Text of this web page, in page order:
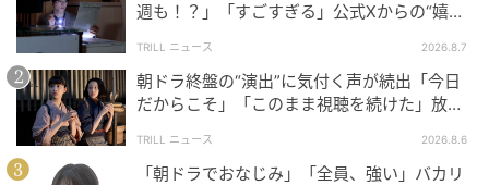
障子が倒れそうになって英人は頭をぶつける。
英人は、更紗と川沿いを散歩中、一瞬目眩がして、障
子が頭にぶつかった時のことが蘇るが、何事もなく幸
せな時間を過ごしていた。
週も！？」「すごすぎる」公式Xからの“嬉し
TRILL ニュース 2026.8.7
朝ドラ終盤の“演出”に気付く声が続出「今日
だからこそ」「このまま視聴を続けた」放送
TRILL ニュース 2026.8.6
「朝ドラでおなじみ」「全員、強い」バカリ